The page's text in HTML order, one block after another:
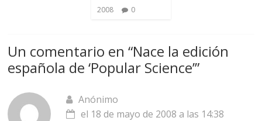
2008 0
Un comentario en “Nace la edición
española de ‘Popular Science’”
Anónimo
el 18 de mayo de 2008 a las 14:38